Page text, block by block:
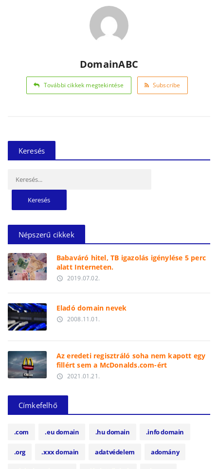
DomainABC
További cikkek megtekintése Subscribe
Keresés
Népszerű cikkek
Babaváró hitel, TB igazolás igénylése 5 perc
alatt Interneten.
access_time 2019.07.02.
Eladó domain nevek
access_time 2008.11.01.
Az eredeti regisztráló soha nem kapott egy
fillért sem a McDonalds.com-ért
access_time 2021.01.21.
Címkefelhő
.com .eu domain .hu domain .info domain
.org .xxx domain adatvédelem adomány